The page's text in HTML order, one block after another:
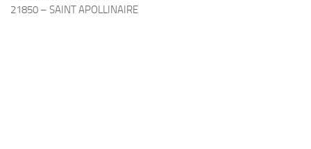
21850 – SAINT APOLLINAIRE